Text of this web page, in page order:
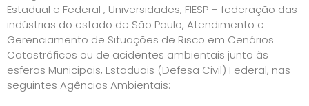
Estadual e Federal , Universidades, FIESP – federação das
indústrias do estado de São Paulo, Atendimento e
Gerenciamento de Situações de Risco em Cenários
Catastróficos ou de acidentes ambientais junto às
esferas Municipais, Estaduais (Defesa Civil) Federal, nas
seguintes Agências Ambientais: